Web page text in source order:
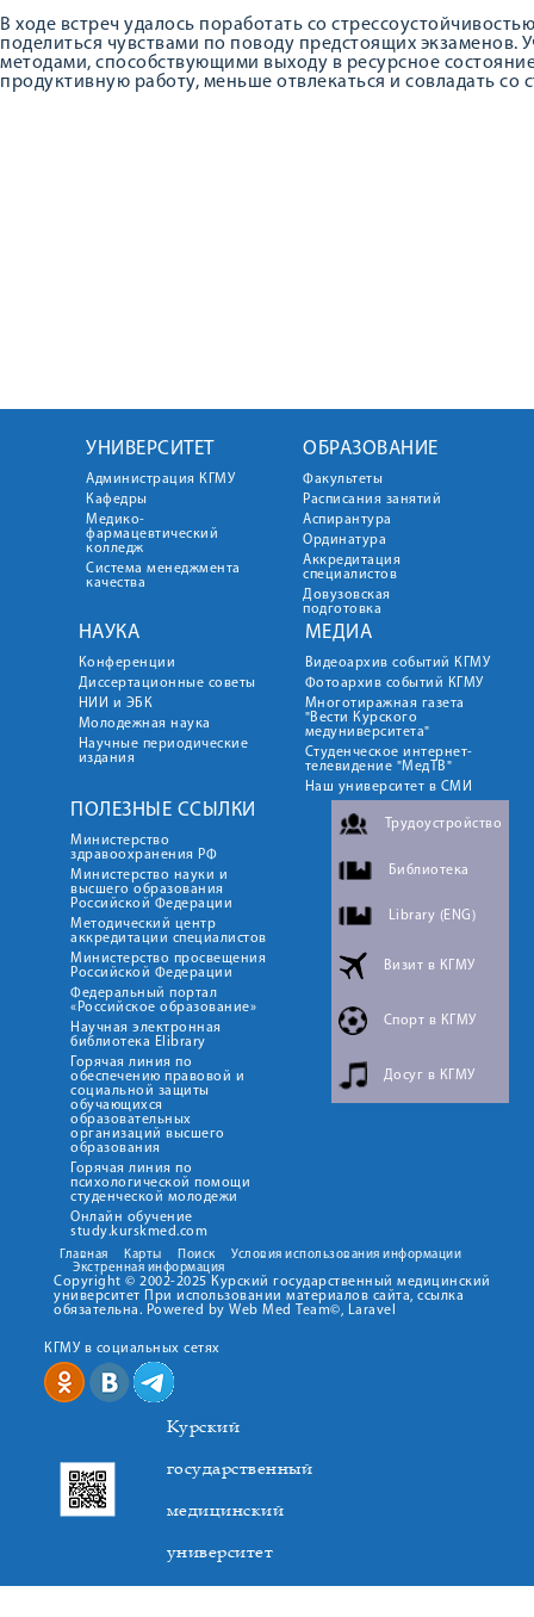
В ходе встреч удалось поработать со
поделиться чувствами по поводу предстоящих экзаменов.
методами, способствующими выходу в ресурсное
продуктивную работу, меньше отвлекаться и совладать со
УНИВЕРСИТЕТ
Администрация КГМУ
Кафедры
Медико-
фармацевтический
колледж
Система менеджмента
качества
ОБРАЗОВАНИЕ
Факультеты
Расписания занятий
Аспирантура
Ординатура
Аккредитация
специалистов
Довузовская
подготовка
НАУКА
Конференции
Диссертационные советы
НИИ и ЭБК
Молодежная наука
Научные периодические
издания
МЕДИА
Видеоархив событий КГМУ
Фотоархив событий КГМУ
Многотиражная газета
"Вести Курского
медуниверситета"
Студенческое интернет-
телевидение "МедТВ"
Наш университет в СМИ
ПОЛЕЗНЫЕ ССЫЛКИ
Министерство
здравоохранения РФ
Министерство науки и
высшего образования
Российской Федерации
Методический центр
аккредитации специалистов
Министерство просвещения
Российской Федерации
Федеральный портал
«Российское образование»
Научная электронная
библиотека Elibrary
Горячая линия по
обеспечению правовой и
социальной защиты
обучающихся
образовательных
организаций высшего
образования
Горячая линия по
психологической помощи
студенческой молодежи
Онлайн обучение
study.kurskmed.com
Трудоустройство
Библиотека
Library (ENG)
Визит в КГМУ
Спорт в КГМУ
Досуг в КГМУ
Главная Карты Поиск
Условия использования информации
Экстренная информация
Copyright © 2002-2025 Курский государственный медицинский
университет При использовании материалов сайта, ссылка
обязательна. Powered by Web Med Team©, Laravel
КГМУ в социальных сетях
Курский
государственный
медицинский
университет